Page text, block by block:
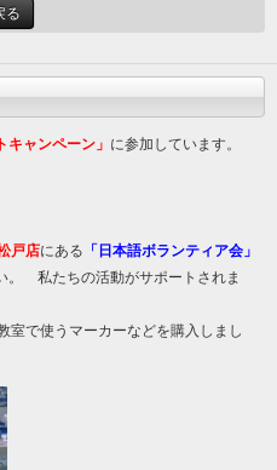
る
キャンペーン」 に参加しています。
戸店にある 「日本語ボランティア会」
。 私たちの活動がサポートされま
室で使うマーカーなどを購入しまし